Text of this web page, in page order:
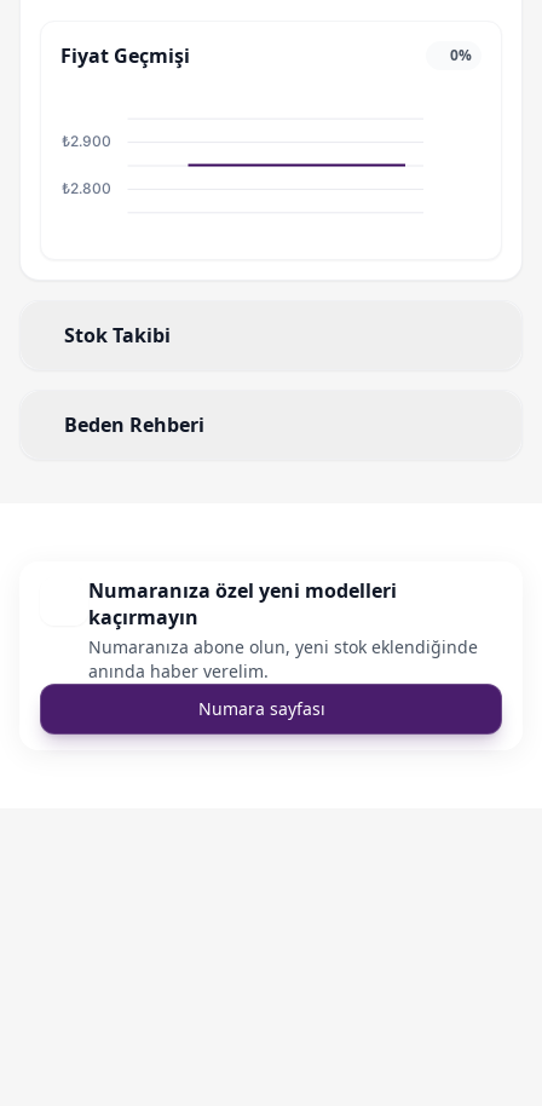
Fiyat Geçmişi 0%
₺2.800
₺2.900
Stok Takibi
Beden Rehberi
Numaranıza özel yeni modelleri
kaçırmayın
Numaranıza abone olun, yeni stok eklendiğinde
anında haber verelim.
Numara sayfası